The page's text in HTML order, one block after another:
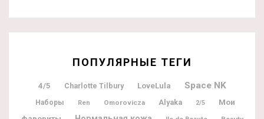
ПОПУЛЯРНЫЕ ТЕГИ
4/5 Charlotte Tilbury LoveLula Space NK
Наборы Ren Omorovicza Alyaka 2/5
Мои